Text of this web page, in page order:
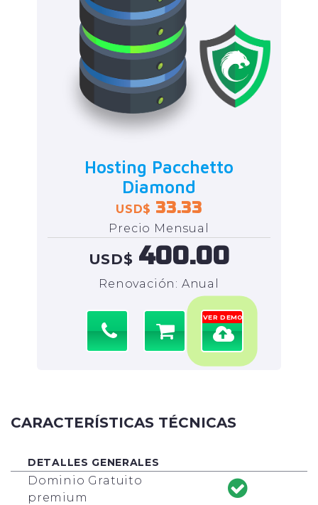
Hosting Pacchetto
Diamond
USD$ 33.33
Precio Mensual
USD$ 400.00
Renovación: Anual
VER DEMO
CARACTERÍSTICAS TÉCNICAS
DETALLES GENERALES
Dominio Gratuito
premium